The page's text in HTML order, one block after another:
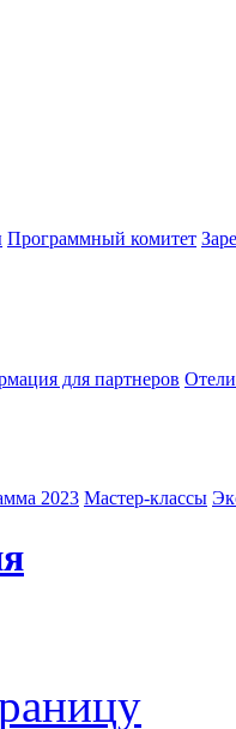
Программный комитет
для партнеров
2023 Мастер-классы